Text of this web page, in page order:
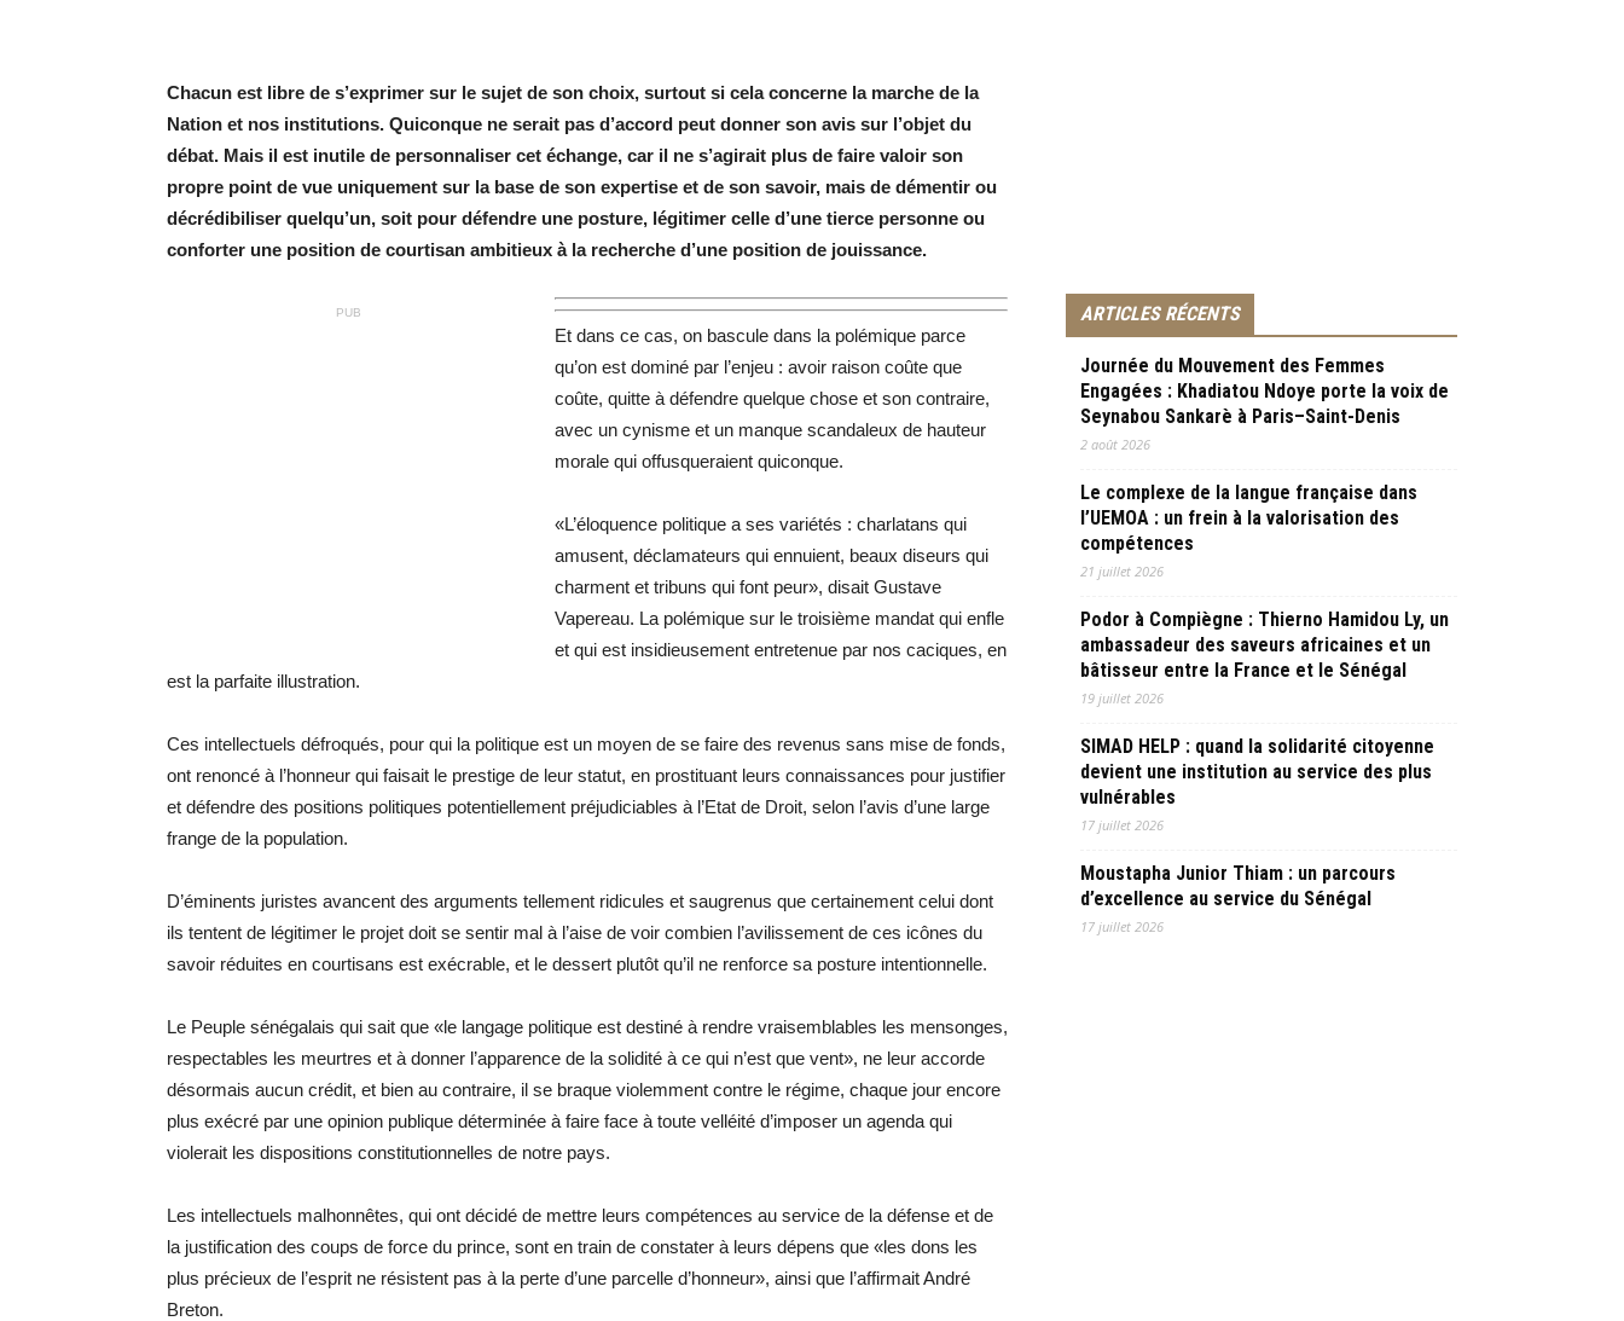
Chacun est libre de s’exprimer sur le sujet de son choix, surtout si cela concerne la marche de la
Nation et nos institutions. Quiconque ne serait pas d’accord peut donner son avis sur l’objet du
débat. Mais il est inutile de personnaliser cet échange, car il ne s’agirait plus de faire valoir son
propre point de vue uniquement sur la base de son expertise et de son savoir, mais de démentir ou
décrédibiliser quelqu’un, soit pour défendre une posture, légitimer celle d’une tierce personne ou
conforter une position de courtisan ambitieux à la recherche d’une position de jouissance.
PUB
Et dans ce cas, on bascule dans la polémique parce
qu’on est dominé par l’enjeu : avoir raison coûte que
coûte, quitte à défendre quelque chose et son contraire,
avec un cynisme et un manque scandaleux de hauteur
morale qui offusqueraient quiconque.
«L’éloquence politique a ses variétés : charlatans qui
amusent, déclamateurs qui ennuient, beaux diseurs qui
charment et tribuns qui font peur», disait Gustave
Vapereau. La polémique sur le troisième mandat qui enfle
et qui est insidieusement entretenue par nos caciques, en
est la parfaite illustration.
Ces intellectuels défroqués, pour qui la politique est un moyen de se faire des revenus sans mise de fonds,
ont renoncé à l’honneur qui faisait le prestige de leur statut, en prostituant leurs connaissances pour justifier
et défendre des positions politiques potentiellement préjudiciables à l’Etat de Droit, selon l’avis d’une large
frange de la population.
D’éminents juristes avancent des arguments tellement ridicules et saugrenus que certainement celui dont
ils tentent de légitimer le projet doit se sentir mal à l’aise de voir combien l’avilissement de ces icônes du
savoir réduites en courtisans est exécrable, et le dessert plutôt qu’il ne renforce sa posture intentionnelle.
Le Peuple sénégalais qui sait que «le langage politique est destiné à rendre vraisemblables les mensonges,
respectables les meurtres et à donner l’apparence de la solidité à ce qui n’est que vent», ne leur accorde
désormais aucun crédit, et bien au contraire, il se braque violemment contre le régime, chaque jour encore
plus exécré par une opinion publique déterminée à faire face à toute velléité d’imposer un agenda qui
violerait les dispositions constitutionnelles de notre pays.
Les intellectuels malhonnêtes, qui ont décidé de mettre leurs compétences au service de la défense et de
la justification des coups de force du prince, sont en train de constater à leurs dépens que «les dons les
plus précieux de l’esprit ne résistent pas à la perte d’une parcelle d’honneur», ainsi que l’affirmait André
Breton.
ARTICLES RÉCENTS
Journée du Mouvement des Femmes
Engagées : Khadiatou Ndoye porte la voix de
Seynabou Sankarè à Paris–Saint-Denis
2 août 2026
Le complexe de la langue française dans
l’UEMOA : un frein à la valorisation des
compétences
21 juillet 2026
Podor à Compiègne : Thierno Hamidou Ly, un
ambassadeur des saveurs africaines et un
bâtisseur entre la France et le Sénégal
19 juillet 2026
SIMAD HELP : quand la solidarité citoyenne
devient une institution au service des plus
vulnérables
17 juillet 2026
Moustapha Junior Thiam : un parcours
d’excellence au service du Sénégal
17 juillet 2026